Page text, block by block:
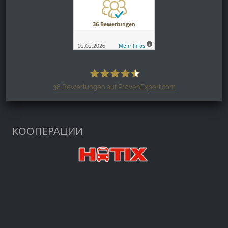
Harzspots.com - Den neuen Harz
36 Bewertungen auf ProvenExpert.com
КООПЕРАЦИИ